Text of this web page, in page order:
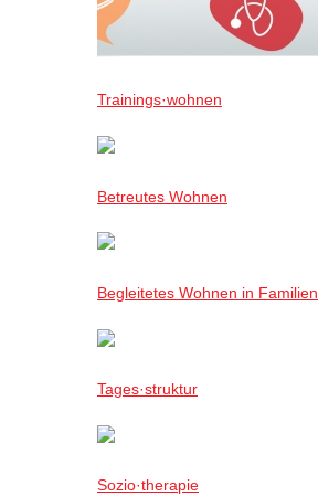
Trainings·wohnen
Betreutes Wohnen
Begleitetes Wohnen in Familien
Tages·struktur
Sozio·therapie